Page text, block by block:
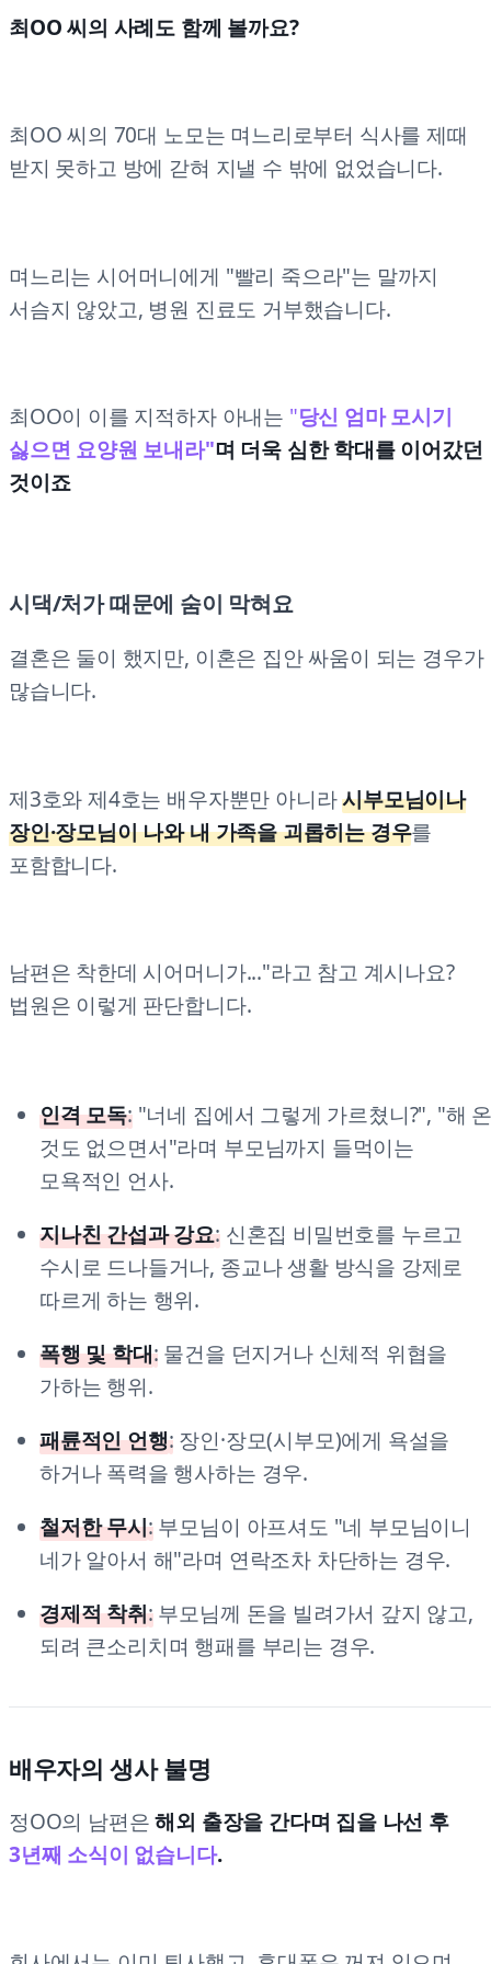
최OO 씨의 사례도 함께 볼까요?
최OO 씨의 70대 노모는 며느리로부터 식사를 제때
받지 못하고 방에 갇혀 지낼 수 밖에 없었습니다.
며느리는 시어머니에게 "빨리 죽으라"는 말까지
서슴지 않았고, 병원 진료도 거부했습니다.
최OO이 이를 지적하자 아내는 "당신 엄마 모시기
싫으면 요양원 보내라"며 더욱 심한 학대를 이어갔던
것이죠
시댁/처가 때문에 숨이 막혀요
결혼은 둘이 했지만, 이혼은 집안 싸움이 되는 경우가
많습니다.
제3호와 제4호는 배우자뿐만 아니라시부모님이나
장인·장모님이 나와 내 가족을 괴롭히는 경우를
포함합니다.
남편은 착한데 시어머니가..."라고 참고 계시나요?
법원은 이렇게 판단합니다.
인격 모독:"너네 집에서 그렇게 가르쳤니?", "해
것도 없으면서"라며 부모님까지 들먹이는
모욕적인 언사.
지나친 간섭과 강요:신혼집 비밀번호를 누르고
수시로 드나들거나, 종교나 생활 방식을 강제로
따르게 하는 행위.
폭행 및 학대: 물건을 던지거나 신체적 위협을
가하는 행위.
패륜적인 언행: 장인·장모(시부모)에게 욕설을
하거나 폭력을 행사하는 경우.
철저한 무시:부모님이 아프셔도 "네 부모님이니
네가 알아서 해"라며 연락조차 차단하는 경우.
경제적 착취:부모님께 돈을 빌려가서 갚지 않고,
되려 큰소리치며 행패를 부리는 경우.
배우자의 생사불명
정OO의 남편은해외 출장을 간다며 집을 나선 후
3년째 소식이 없습니다.